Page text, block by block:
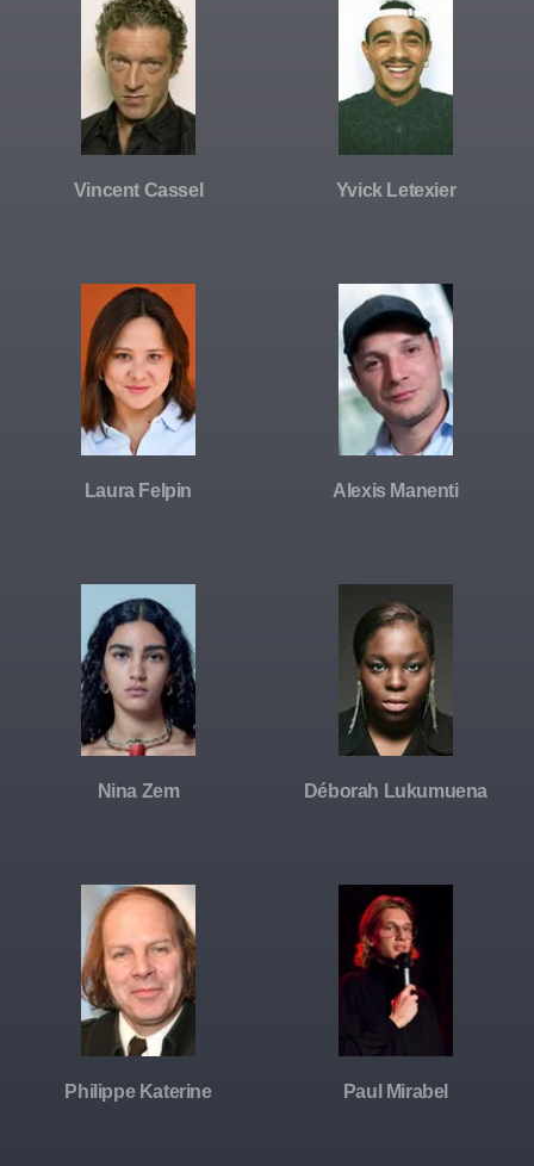
Vincent Cassel Yvick Letexier
Laura Felpin Alexis Manenti
Nina Zem Déborah Lukumuena
Philippe Katerine Paul Mirabel